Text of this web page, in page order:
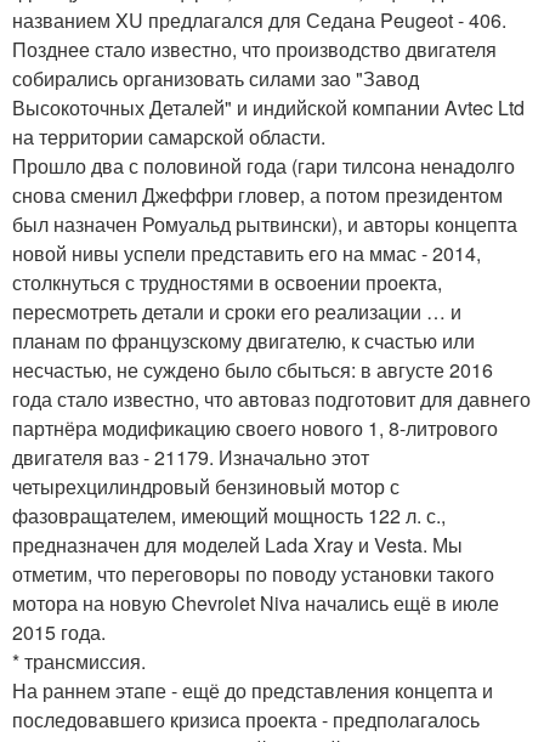
названием XU предлагался для Седана Peugeot - 406.
Позднее стало известно, что производство двигателя
собирались организовать силами зао "Завод
Высокоточных Деталей" и индийской компании Avtec Ltd
на территории самарской области.
Прошло два с половиной года (гари тилсона ненадолго
снова сменил Джеффри гловер, а потом президентом
был назначен Ромуальд рытвински), и авторы концепта
новой нивы успели представить его на ммас - 2014,
столкнуться с трудностями в освоении проекта,
пересмотреть детали и сроки его реализации … и
планам по французскому двигателю, к счастью или
несчастью, не суждено было сбыться: в августе 2016
года стало известно, что автоваз подготовит для давнего
партнёра модификацию своего нового 1, 8-литрового
двигателя ваз - 21179. Изначально этот
четырехцилиндровый бензиновый мотор с
фазовращателем, имеющий мощность 122 л. с.,
предназначен для моделей Lada Xray и Vesta. Мы
отметим, что переговоры по поводу установки такого
мотора на новую Chevrolet Niva начались ещё в июле
2015 года.
* трансмиссия.
На раннем этапе - ещё до представления концепта и
последовавшего кризиса проекта - предполагалось